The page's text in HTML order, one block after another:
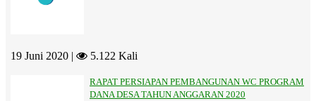
19 Juni 2020 | 5.122 Kali
RAPAT PERSIAPAN PEMBANGUNAN WC PROGRAM
DANA DESA TAHUN ANGGARAN 2020